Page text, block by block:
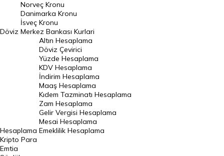
Kanada Doları Kuru
Norveç Kronu Kuru
İsveç Kronu Kuru
Japon Yeni Kuru
Serbest Piyasa Döviz Kurları
Merkez Bankası Döviz Kurları
Altın Fiyatları
Gram Altın Fiyatı
Döviz
Norveç Kronu
Danimarka Kronu
İsveç Kronu
Merkez Bankası Kurlari
Hesaplama
Altın Hesaplama
Döviz Çevirici
Yüzde Hesaplama
KDV Hesaplama
İndirim Hesaplama
Maaş Hesaplama
Kıdem Tazminatı Hesaplama
Zam Hesaplama
Gelir Vergisi Hesaplama
Mesai Hesaplama
Emeklilik Hesaplama
Kripto Para
Emtia